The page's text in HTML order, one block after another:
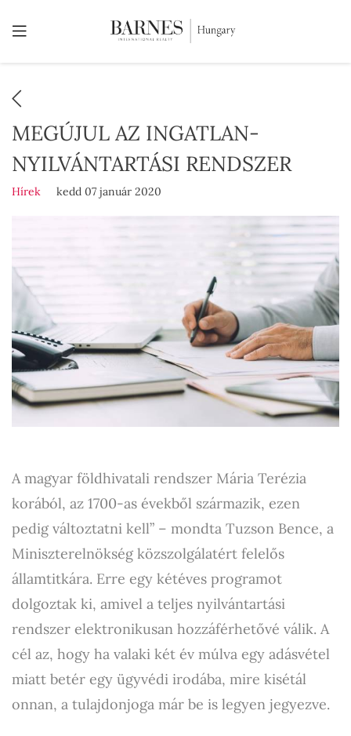
MEGÚJUL AZ INGATLAN-
NYILVÁNTARTÁSI RENDSZER
Hírek kedd 07 január 2020
A magyar földhivatali rendszer Mária Terézia
korából, az 1700-as évekből származik, ezen
pedig változtatni kell” – mondta Tuzson Bence, a
Miniszterelnökség közszolgálatért felelős
államtitkára. Erre egy kétéves programot
dolgoztak ki, amivel a teljes nyilvántartási
rendszer elektronikusan hozzáférhetővé válik. A
cél az, hogy ha valaki két év múlva egy adásvétel
miatt betér egy ügyvédi irodába, mire kisétál
onnan, a tulajdonjoga már be is legyen jegyezve.